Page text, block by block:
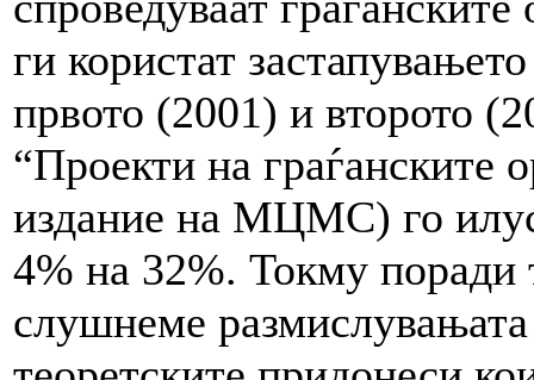
ги користат
првото (2001) и второто
“Проекти на граѓанските
издание на МЦМС) го
4% на 32%. Токму поради
слушнеме